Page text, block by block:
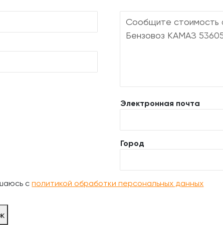
Электронная почта
Город
сполитикой обработки персональных данных